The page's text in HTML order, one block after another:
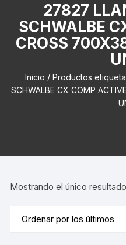
27827
SCHWALBE
CROSS
Inicio / Productos
SCHWALBE CX COMP
Mostrando el único resultado